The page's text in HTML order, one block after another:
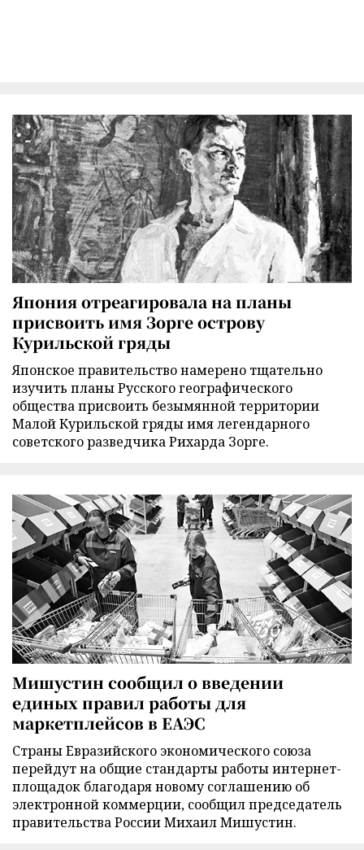
Япония отреагировала на планы
присвоить имя Зорге острову
Курильской гряды
Японское правительство намерено тщательно
изучить планы Русского географического
общества присвоить безымянной территории
Малой Курильской гряды имя легендарного
советского разведчика Рихарда Зорге.
Мишустин сообщил о введении
единых правил работы для
маркетплейсов в ЕАЭС
Страны Евразийского экономического союза
перейдут на общие стандарты работы интернет-
площадок благодаря новому соглашению об
электронной коммерции, сообщил председатель
правительства России Михаил Мишустин.